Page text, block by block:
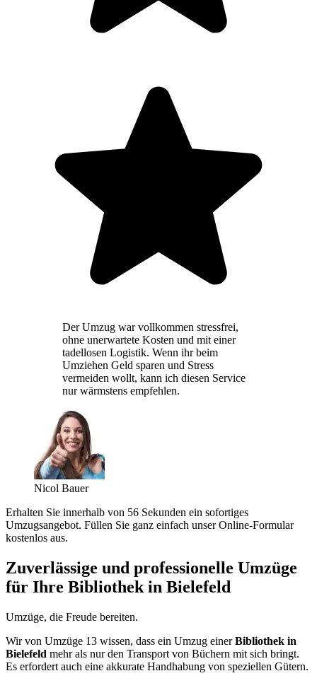
Der Umzug war vollkommen stressfrei,
ohne unerwartete Kosten und mit einer
tadellosen Logistik. Wenn ihr beim
Umziehen Geld sparen und Stress
vermeiden wollt, kann ich diesen Service
nur wärmstens empfehlen.
Nicol Bauer
Erhalten Sie innerhalb von 56 Sekunden ein sofortiges
Umzugsangebot. Füllen Sie ganz einfach unser Online-Formular
kostenlos aus.
Zuverlässige und professionelle Umzüge
für Ihre Bibliothek in Bielefeld
Umzüge, die Freude bereiten.
Wir von Umzüge 13 wissen, dass ein Umzug einerBibliothek in
Bielefeld mehr als nur den Transport von Büchern mit sich bringt.
Es erfordert auch eine akkurate Handhabung von speziellen Gütern.